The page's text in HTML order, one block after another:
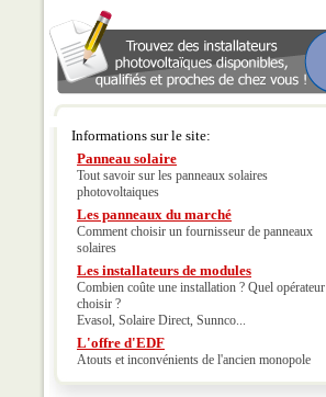
Informations sur le site:
Panneau solaire
Tout savoir sur les panneaux solaires
photovoltaiques
Les panneaux du marché
Comment choisir un fournisseur de panneaux
solaires
Les installateurs de modules
Combien coûte une installation ? Quel opérateur
choisir ?
Evasol, Solaire Direct, Sunnco...
L'offre d'EDF
Atouts et inconvénients de l'ancien monopole